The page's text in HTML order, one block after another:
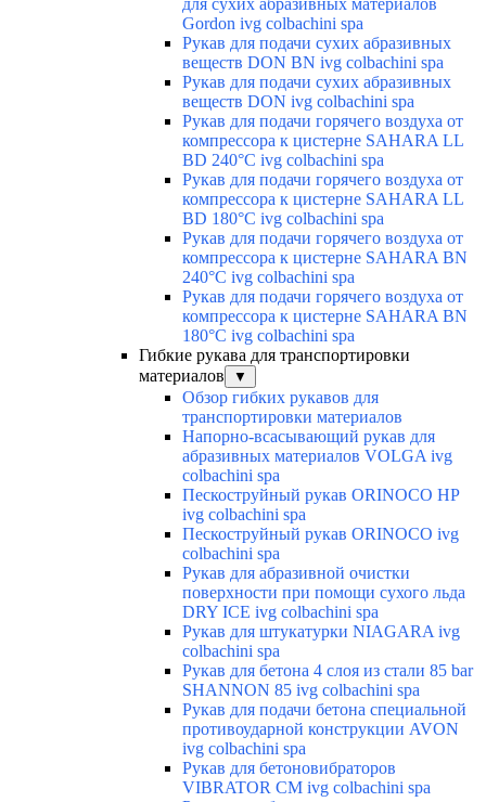
Gordon ivg colbachini spa
Рукав для подачи сухих абразивных
веществ DON BN ivg colbachini spa
Рукав для подачи сухих абразивных
веществ DON ivg colbachini spa
Рукав для подачи горячего воздуха от
компрессора к цистерне SAHARA LL
BD 240°C ivg colbachini spa
Рукав для подачи горячего воздуха от
компрессора к цистерне SAHARA LL
BD 180°C ivg colbachini spa
Рукав для подачи горячего воздуха от
компрессора к цистерне SAHARA BN
240°C ivg colbachini spa
Рукав для подачи горячего воздуха от
компрессора к цистерне SAHARA BN
180°C ivg colbachini spa
Гибкие рукава для транспортировки
материалов
▼
Обзор гибких рукавов для
транспортировки материалов
Напорно-всасывающий рукав для
абразивных материалов VOLGA ivg
colbachini spa
Пескоструйный рукав ORINOCO HP
ivg colbachini spa
Пескоструйный рукав ORINOCO ivg
colbachini spa
Рукав для абразивной очистки
поверхности при помощи сухого льда
DRY ICE ivg colbachini spa
Рукав для штукатурки NIAGARA ivg
colbachini spa
Рукав для бетона 4 слоя из стали 85 bar
SHANNON 85 ivg colbachini spa
Рукав для подачи бетона специальной
противоударной конструкции AVON
ivg colbachini spa
Рукав для бетоновибраторов
VIBRATOR CM ivg colbachini spa